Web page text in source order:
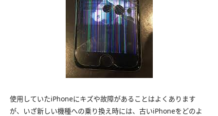
使用していたiPhoneにキズや故障があることはよくあります
が、いざ新しい機種への乗り換え時には、古いiPhoneをどのよ